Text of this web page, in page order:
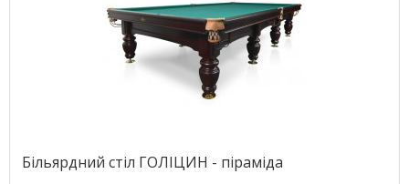
Більярдний стіл ГОЛІЦИН - піраміда